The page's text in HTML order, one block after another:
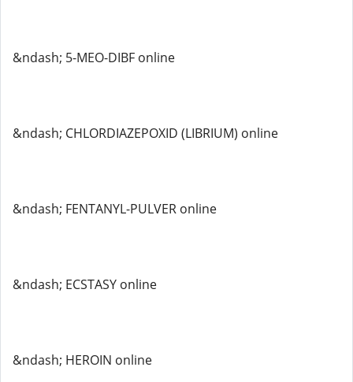
&ndash; 5-MEO-DIBF online
&ndash; CHLORDIAZEPOXID (LIBRIUM) online
&ndash; FENTANYL-PULVER online
&ndash; ECSTASY online
&ndash; HEROIN online